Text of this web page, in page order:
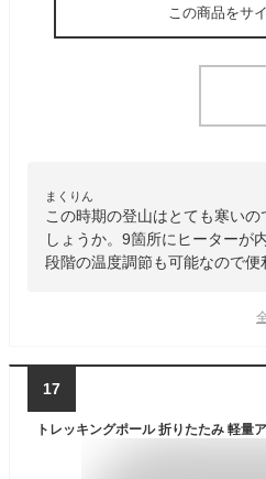
この商品をサ
まくりん
この時期の登山はとても寒い
しょうか。9箇所にヒーターが
段階の温度調節も可能なので便
17